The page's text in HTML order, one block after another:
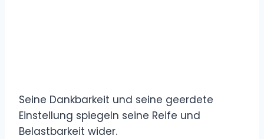
Seine Dankbarkeit und seine geerdete
Einstellung spiegeln seine Reife und
Belastbarkeit wider.